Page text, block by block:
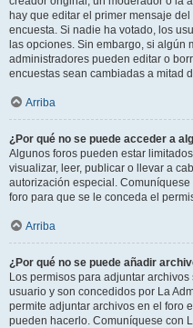
hay que editar el primer mensaje
encuesta. Si nadie ha votado, los
las opciones. Sin embargo, si algún
administradores pueden editar o
encuestas sean cambiadas a mitad
Arriba
¿Por qué no se puede acceder a
Algunos foros pueden estar
visualizar, leer, publicar o llevar a
autorización especial.
foro para que se le conceda el
Arriba
¿Por qué no se puede añadir
Los permisos para adjuntar
usuario y son concedidos por La
permite adjuntar archivos en el foro
pueden hacerlo. Comuníquese con